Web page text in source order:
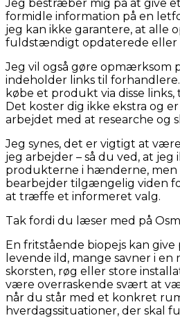
Jeg bestræber mig på at give
formidle information på en
jeg kan ikke garantere, at alle
fuldstændigt opdaterede
Jeg vil også gøre opmærksom
indeholder links til
købe et produkt via disse links,
Det koster dig ikke ekstra og
arbejdet med at researche og
Jeg synes, det er vigtigt at
jeg arbejder – så du ved, at jeg
produkterne i hænderne, men
bearbejder tilgængelig viden
at træffe et informeret valg.
Tak fordi du læser med på
En fritstående biopejs kan
levende ild, mange savner i
skorsten, røg eller store
være overraskende svært at
når du står med et konkret
hverdagssituationer, der skal